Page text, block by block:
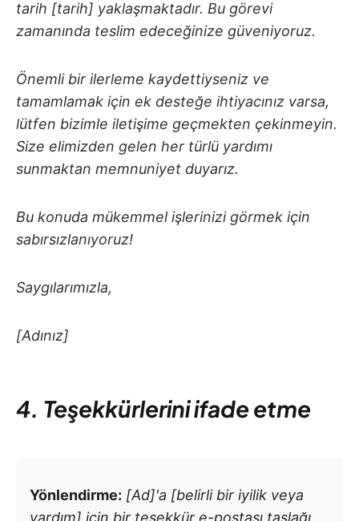
tarih [tarih] yaklaşmaktadır. Bu görevi
zamanında teslim edeceğinize güveniyoruz.
Önemli bir ilerleme kaydettiyseniz ve
tamamlamak için ek desteğe ihtiyacınız varsa,
lütfen bizimle iletişime geçmekten çekinmeyin.
Size elimizden gelen her türlü yardımı
sunmaktan memnuniyet duyarız.
Bu konuda mükemmel işlerinizi görmek için
sabırsızlanıyoruz!
Saygılarımızla,
[Adınız]
4. Teşekkürlerini ifade etme
Yönlendirme: [Ad]'a [belirli bir iyilik veya
yardım] için bir teşekkür e-postası taslağı